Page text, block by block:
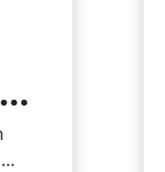
Planner Berging (– uur) – Geen standaard -tot- baan Sommige mensen worden blij van vaste routines en dagen die vo...